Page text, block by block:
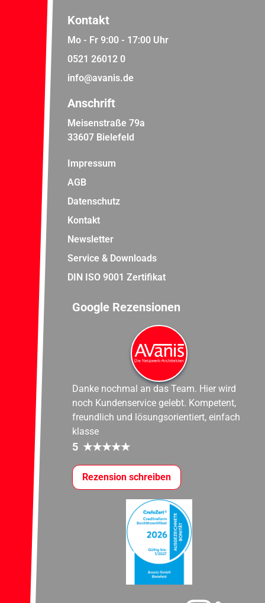
Kontakt
Mo - Fr 9:00 - 17:00 Uhr
0521 26012 0
info@avanis.de
Anschrift
Meisenstraße 79a
33607 Bielefeld
Impressum
AGB
Datenschutz
Kontakt
Newsletter
Service & Downloads
DIN ISO 9001 Zertifikat
Google Rezensionen
Danke nochmal an das Team. Hier wird
noch Kundenservice gelebt. Kompetent,
freundlich und lösungsorientiert, einfach
klasse
5 ★★★★★
Rezension schreiben